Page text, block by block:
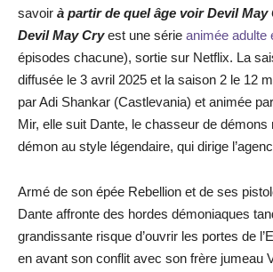
savoir à partir de quel âge voir Devil May
Devil May Cryest une série animée adulte
épisodes chacune), sortie sur Netflix. La
diffusée le 3 avril 2025 et la saison 2 le 12
par Adi Shankar (Castlevania) et animée
Mir, elle suit Dante, le chasseur de démons
démon au style légendaire, qui dirige
Armé de son épée Rebellion et de ses
Dante affronte des hordes démoniaques
grandissante risque d’ouvrir les portes de
en avant son conflit avec son frère jumeau